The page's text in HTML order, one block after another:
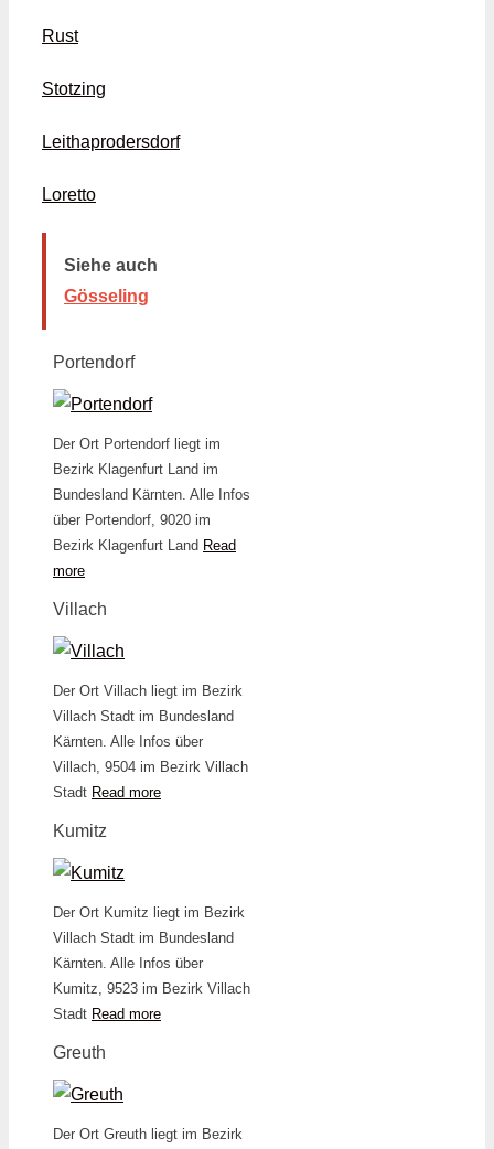
Rust
Stotzing
Leithaprodersdorf
Loretto
Siehe auch
Gösseling
Portendorf
Der Ort Portendorf liegt im
Bezirk Klagenfurt Land im
Bundesland Kärnten. Alle Infos
über Portendorf, 9020 im
Bezirk Klagenfurt Land Read
more
Villach
Der Ort Villach liegt im Bezirk
Villach Stadt im Bundesland
Kärnten. Alle Infos über
Villach, 9504 im Bezirk Villach
Stadt Read more
Kumitz
Der Ort Kumitz liegt im Bezirk
Villach Stadt im Bundesland
Kärnten. Alle Infos über
Kumitz, 9523 im Bezirk Villach
Stadt Read more
Greuth
Der Ort Greuth liegt im Bezirk